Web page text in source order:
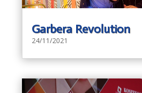
Garbera Revolution
24/11/2021